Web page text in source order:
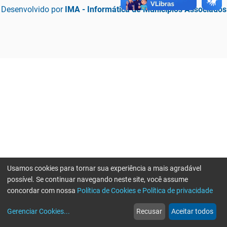
Desenvolvido por IMA - Informática de Municípios Associados
web
Notícias
more_horiz
Mais
Usamos cookies para tornar sua experiência a mais agradável
possível. Se continuar navegando neste site, você assume
concordar com nossa Política de Cookies e Política de privacidade
Gerenciar Cookies... Recusar Aceitar todos
Erro ao enviar informações, por favor tente novamente